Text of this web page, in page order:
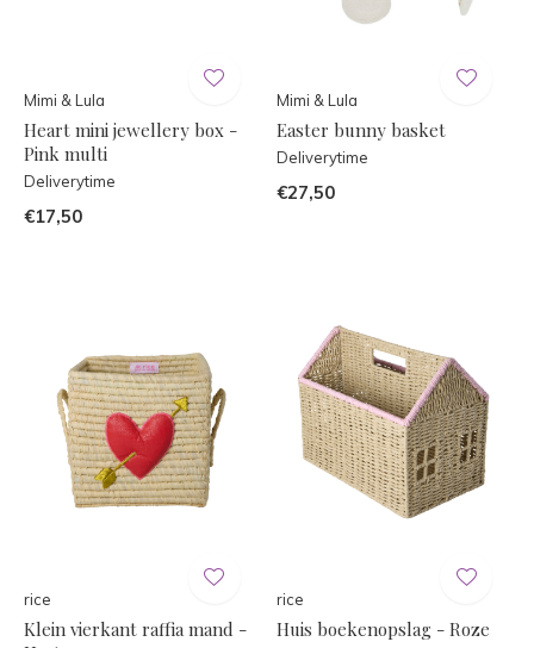
Mimi & Lula
Heart mini jewellery box -
Pink multi
Deliverytime
€17,50
Mimi & Lula
Easter bunny basket
Deliverytime
€27,50
rice
Klein vierkant raffia mand -
rice
Huis boekenopslag - Roze